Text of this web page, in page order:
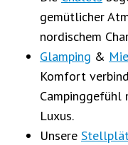
gemütlicher
nordischem
Glamping &
Komfort
Campinggefühl
Luxus.
Unsere